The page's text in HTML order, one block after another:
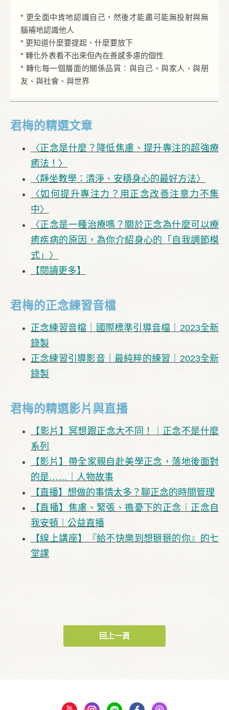
* 更全面中肯地認識自己，然後才能盡可能無投射與無
腦補地認識他人
* 更知道什麼要提起、什麼要放下
* 轉化外表看不出來但內在善感多慮的個性
* 轉化每一個層面的關係品質：與自己、與家人、與朋
友、與社會、與世界
君梅的精選文章
〈正念是什麼？降低焦慮、提升專注的超強療
癒法！〉
〈靜坐教學：清淨、安穩身心的最好方法〉
〈如何提升專注力？用正念改善注意力不集
中〉
〈正念是一種治療嗎？關於正念為什麼可以療
癒疾病的原因，為你介紹身心的「自我調節模
式」〉
【閱讀更多】
君梅的正念練習音檔
正念練習音檔｜國際標準引導音檔｜2023全新
錄製
正念練習引導影音｜最純粹的練習｜2023全新
錄製
君梅的精選影片與直播
【影片】冥想跟正念大不同！｜正念不是什麼
系列
【影片】帶全家親自赴美學正念，落地後面對
的是……｜人物故事
【直播】想做的事情太多？聊正念的時間管理
【直播】焦慮、緊張、擔憂下的正念｜正念自
我安頓｜公益直播
【線上講座】『給不快樂到想掰掰的你』的七
堂課
回上一頁